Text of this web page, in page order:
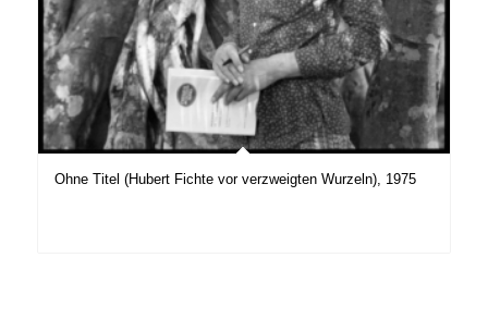
Ohne Titel (Hubert Fichte vor verzweigten Wurzeln), 1975